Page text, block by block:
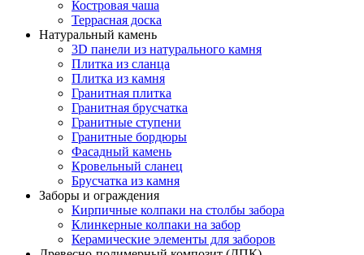
Костровая чаша
Террасная доска
Натуральный камень
3D панели из натурального камня
Плитка из сланца
Плитка из камня
Гранитная плитка
Гранитная брусчатка
Гранитные ступени
Гранитные бордюры
Фасадный камень
Кровельный сланец
Брусчатка из камня
Заборы и ограждения
Кирпичные колпаки на столбы забора
Клинкерные колпаки на забор
Керамические элементы для заборов